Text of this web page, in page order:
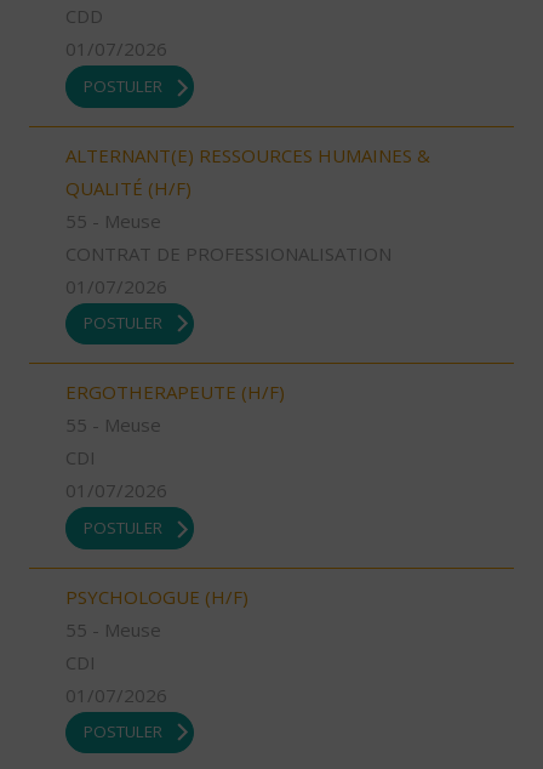
CDD
01/07/2026
POSTULER
ALTERNANT(E) RESSOURCES HUMAINES &
QUALITÉ (H/F)
55 - Meuse
CONTRAT DE PROFESSIONALISATION
01/07/2026
POSTULER
ERGOTHERAPEUTE (H/F)
55 - Meuse
CDI
01/07/2026
POSTULER
PSYCHOLOGUE (H/F)
55 - Meuse
CDI
01/07/2026
POSTULER